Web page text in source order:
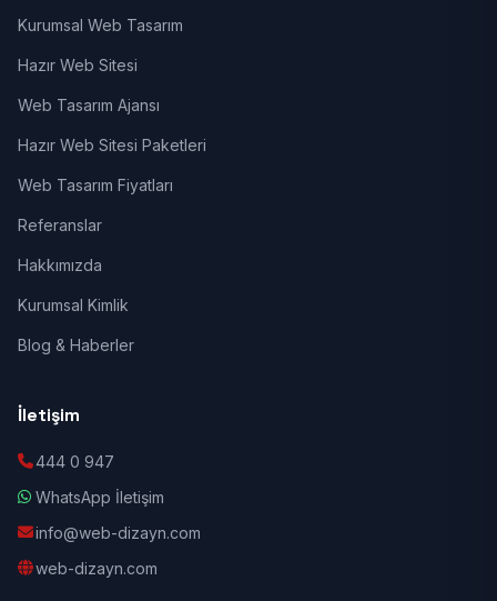
Kurumsal Web Tasarım
Hazır Web Sitesi
Web Tasarım Ajansı
Hazır Web Sitesi Paketleri
Web Tasarım Fiyatları
Referanslar
Hakkımızda
Kurumsal Kimlik
Blog & Haberler
İletişim
444 0 947
WhatsApp İletişim
info@web-dizayn.com
web-dizayn.com